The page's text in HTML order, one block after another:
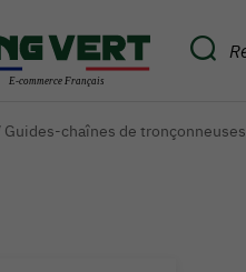
Guides-chaînes de tronçonneuses